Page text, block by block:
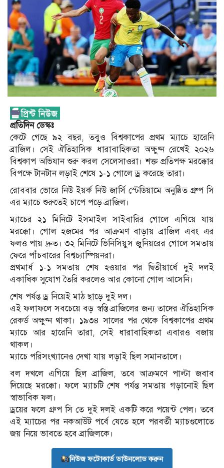
প্রতিদিন ডেস্কঃ
কেটে গেছে ৯২ বছর, তবুও বিশ্বকাপের প্রথম ম্যাচে হারেনি
ব্রাজিল। সেই ঐতিহাসিক ধারাবাহিকতা অক্ষুণ্ন রেখেই ২০২৬
বিশ্বকাপ অভিযান শুরু করল সেলেসাওরা। শক্ত প্রতিপক্ষ মরক্কোর
বিপক্ষে টানটান লড়াই শেষে ১-১ গোলে ড্র করেছে তারা।
রোববার ভোরে নিউ ইয়র্ক নিউ জার্সি স্টেডিয়ামে অনুষ্ঠিত গ্রুপ সি
এর ম্যাচে শুরুতেই চাপে পড়ে ব্রাজিল।
ম্যাচের ২১ মিনিটে ইসমাইল সাইবারির গোলে এগিয়ে যায়
মরক্কো। গোল হজমের পর আক্রমণ বাড়ায় ব্রাজিল এবং এর
ফলও পায় দ্রুত। ৩২ মিনিটে ভিনিসিয়ুস জুনিয়রের গোলে সমতায়
ফেরে পাঁচবারের বিশ্বচ্যাম্পিয়নরা।
প্রথমার্ধ ১-১ সমতায় শেষ হওয়ার পর দ্বিতীয়ার্ধে দুই দলই
একাধিক সুযোগ তৈরি করলেও আর কোনো গোল আসেনি।
শেষ পর্যন্ত ড্র নিয়েই মাঠ ছাড়ে দুই দল।
এই ফলাফলে সবচেয়ে বড় স্বস্তি ব্রাজিলের জন্য তাদের ঐতিহাসিক
রেকর্ড অক্ষুণ্ন থাকা। ১৯৩৪ সালের পর থেকে বিশ্বকাপের প্রথম
ম্যাচে আর হারেনি তারা, সেই ধারাবাহিকতা এবারও বজায়
থাকল।
ম্যাচে পরিসংখ্যানেও দেখা যায় লড়াই ছিল সমানতালে।
বল দখলে এগিয়ে ছিল ব্রাজিল, তবে আক্রমণে পাল্টা জবাব
দিয়েছে মরক্কো। ফলে ম্যাচটি শেষ পর্যন্ত সমতায় গড়ানোই ছিল
স্বাভাবিক ফল।
ড্রয়ের ফলে গ্রুপ সি তে দুই দলই একটি করে পয়েন্ট পেল। তবে
এই ম্যাচের পর নকআউট পর্বে যেতে হলে পরবর্তী ম্যাচগুলোতে
জয় নিয়ে ভাবতে হবে ব্রাজিলকে।
নিউজ ফটোকার্ড ডাউনলোড করুন